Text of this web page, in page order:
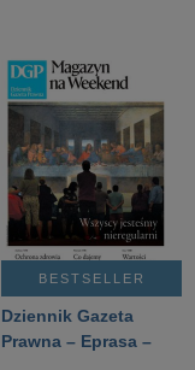
BESTSELLER
Dziennik Gazeta
Prawna – Eprasa –